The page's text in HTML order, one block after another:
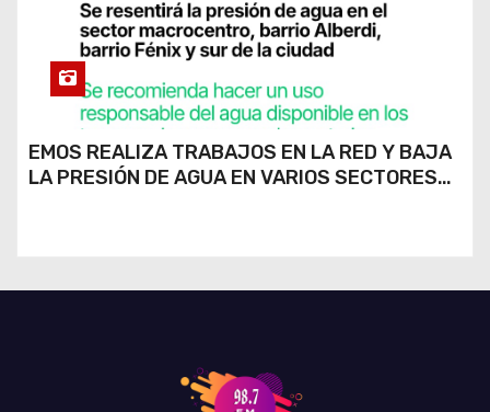
EMOS REALIZA TRABAJOS EN LA RED Y BAJA
LA PRESIÓN DE AGUA EN VARIOS SECTORES